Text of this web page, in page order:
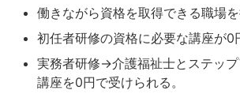
働きながら資格を取得できる職場
初任者研修の資格に必要な講座が0
実務者研修→介護福祉士とステップ
講座を0円で受けられる。